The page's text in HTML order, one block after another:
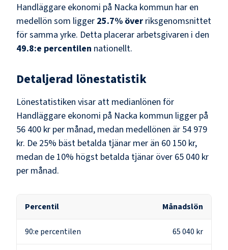
Handläggare ekonomi på Nacka kommun har en
medellön som ligger 25.7% över riksgenomsnittet
för samma yrke. Detta placerar arbetsgivaren i den
49.8:e percentilen nationellt.
Detaljerad lönestatistik
Lönestatistiken visar att medianlönen för
Handläggare ekonomi på Nacka kommun ligger på
56 400 kr per månad, medan medellönen är 54 979
kr. De 25% bäst betalda tjänar mer än 60 150 kr,
medan de 10% högst betalda tjänar över 65 040 kr
per månad.
Percentil Månadslön
90:e percentilen 65 040 kr